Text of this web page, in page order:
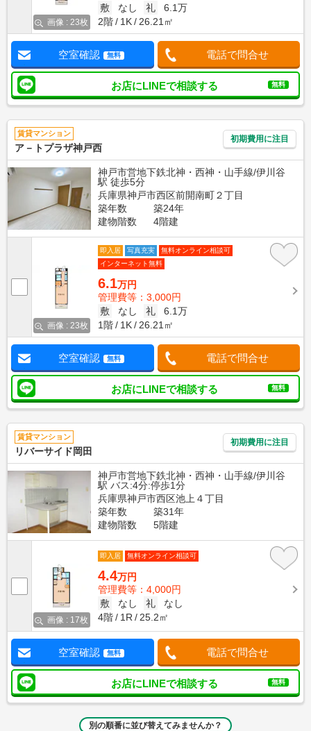
画像 : 23枚
敷
なし 礼
6.1万
2階
1K 26.21㎡
空室確認 無料 電話で問合せ
お店にLINEで相談する 無料
賃貸マンション
ア－トプラザ神戸西
初期費用に注目
神戸市営地下鉄北神・西神・山手線/伊川谷
駅 徒歩5分
兵庫県神戸市西区前開南町２丁目
築年数
築24年
建物階数
4階建
画像 : 23枚
即入居 写真充実
無料オンライン相談可
インターネット無料
6.1万円
管理費等：3,000円
敷
なし 礼
6.1万
1階
1K 26.21㎡
空室確認 無料 電話で問合せ
お店にLINEで相談する 無料
賃貸マンション
リバーサイド岡田
初期費用に注目
神戸市営地下鉄北神・西神・山手線/伊川谷
駅 バス:4分:停歩1分
兵庫県神戸市西区池上４丁目
築年数
築31年
建物階数
5階建
画像 : 17枚
即入居 無料オンライン相談可
4.4万円
管理費等：4,000円
敷
なし 礼
なし
4階
1R 25.2㎡
空室確認 無料 電話で問合せ
お店にLINEで相談する 無料
別の順番に並び替えてみませんか？